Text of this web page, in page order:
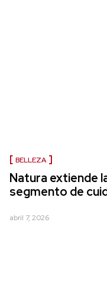
BELLEZA
Natura extiende
segmento de
abril 7, 2026